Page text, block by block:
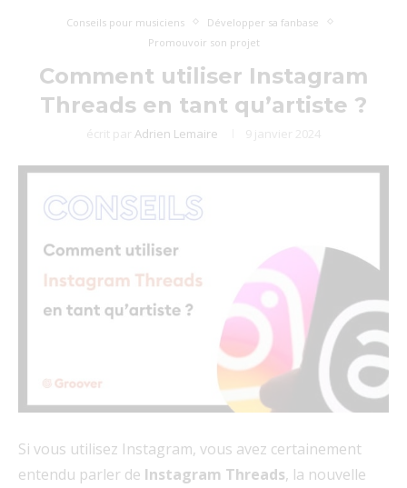
Conseils pour musiciens
Développer sa fanbase
Promouvoir son projet
Comment utiliser Instagram
Threads en tant qu’artiste ?
écrit par Adrien Lemaire 9 janvier 2024
Si vous utilisez Instagram, vous avez certainement
entendu parler de Instagram Threads, la nouvelle